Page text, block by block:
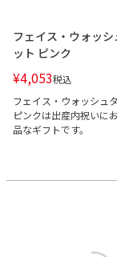
フェイス・ウォッ
ット ピンク
¥4,053税込
フェイス・ウォッシュ
ピンクは出産内祝いに
品なギフトです。